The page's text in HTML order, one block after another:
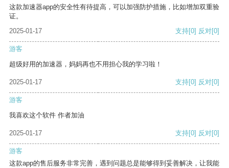
这款加速器app的安全性有待提高，可以加强防护措施，比如增加双重验
证。
2025-01-17
支持[0] 反对[0]
游客
超级好用的加速器，妈妈再也不用担心我的学习啦！
2025-01-17 支持[0] 反对[0]
游客
我喜欢这个软件 作者加油
2025-01-17 支持[0] 反对[0]
游客
这款app的售后服务非常完善，遇到问题总是能够得到妥善解决，让我能